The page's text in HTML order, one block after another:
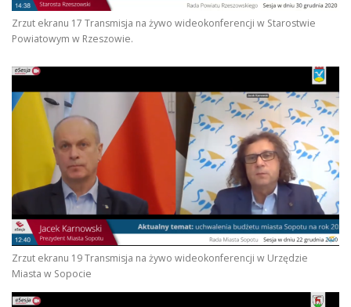
Zrzut ekranu 17 Transmisja na żywo wideokonferencji w Starostwie
Powiatowym w Rzeszowie.
Zrzut ekranu 19 Transmisja na żywo wideokonferencji w Urzędzie
Miasta w Sopocie